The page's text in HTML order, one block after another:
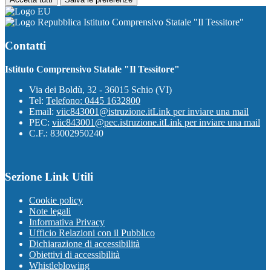
Istituto Comprensivo Statale "Il Tessitore"
Contatti
Istituto Comprensivo Statale "Il Tessitore"
Via dei Boldù, 32 - 36015 Schio (VI)
Tel: Telefono: 0445 1632800
Email: viic843001@istruzione.itLink per inviare una mail
PEC: viic843001@pec.istruzione.itLink per inviare una mail
C.F.: 83002950240
Sezione Link Utili
Cookie policy
Note legali
Informativa Privacy
Ufficio Relazioni con il Pubblico
Dichiarazione di accessibilità
Obiettivi di accessibilità
Whistleblowing